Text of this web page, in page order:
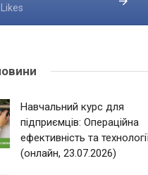
Навчальний курс для
підприємців: Операційна
ефективність та
(онлайн, 23.07.2026)